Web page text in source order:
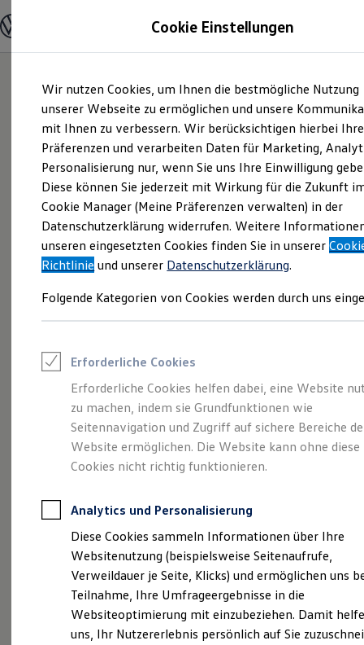
Hauptinhalt
springen
Footer
springen
Modelle und Konfigurator
Modelle vergleichen
Elektroautos
ENERGY Sondermodelle
Nutzfahrzeuge
SUV und CUV
Familienautos
Kombis
Kompaktwagen
Sportwagen
Schnell verfügbare Fahrzeuge
Angebote und Produkte
Aktuelle Angebote
E-Auto-Förderung
Volkswagen Marktplatz
Junge Gebrauchtwagen und Gebrauchtwagen
Saisonangebote
Leasing
Leasing-Angebote
Gebrauchtwagen Leasing
Junge Gebrauchtwagen-Leasing
Elektroauto Leasing
Kleinwagen-Leasing
Leasing ohne Anzahlung
Autokredit mit Schlussrate
Versicherungen und Garantien
Kfz-Versicherung
Restschuldversicherungen
Garantien
Wartungsverträge
Geschäftskunden
Professional Class bei Volkswagen
Großkunden
Behörden
Kompakt.
Charismatisch. Coupé.
Der Taigo.
Cookie Einstellungen
Wir nutzen Cookies, um Ihnen die bestmögliche Nutzung
unserer Webseite zu ermöglichen und unsere
mit Ihnen zu verbessern. Wir berücksichtigen hierbei Ihre
Präferenzen und verarbeiten Daten für Marketing,
Personalisierung nur, wenn Sie uns Ihre Einwilligung
Diese können Sie jederzeit mit Wirkung für die Zukunft
Cookie Manager (Meine Präferenzen verwalten) in der
Datenschutzerklärung widerrufen. Weitere
unseren eingesetzten Cookies finden Sie in unserer
Richtlinie und unserer Datenschutzerklärung.
Folgende Kategorien von Cookies werden durch uns
Erforderliche Cookies
Erforderliche Cookies helfen dabei, eine Website
zu machen, indem sie Grundfunktionen wie
Seitennavigation und Zugriff auf sichere Bereiche
Website ermöglichen. Die Website kann ohne diese
Cookies nicht richtig funktionieren.
Analytics und Personalisierung
Diese Cookies sammeln Informationen über Ihre
Websitenutzung (beispielsweise Seitenaufrufe,
Verweildauer je Seite, Klicks) und ermöglichen uns
Teilnahme, Ihre Umfrageergebnisse in die
Websiteoptimierung mit einzubeziehen. Damit
uns, Ihr Nutzererlebnis persönlich auf Sie